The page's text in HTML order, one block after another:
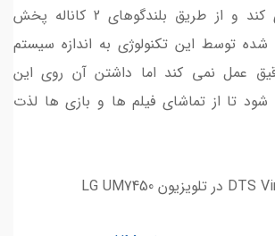
مجازی شبیه سازی کند و از طریق بلندگوهای 2 کاناله پخش
شده توسط این تکنولوژی به اندازه سیستم
عمل نمی کند اما داشتن آن روی این
تا از تماشای فیلم ها و بازی ها لذت